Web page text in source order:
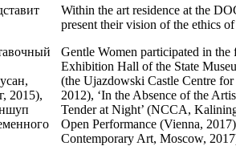
2015),
Within the art residence at the
present their vision of the ethics
Gentle Women participated in
Exhibition Hall of the State
(the Ujazdowski Castle Centre
2012), ‘In the Absence of the
Tender at Night’ (NCCA,
Open Performance (Vienna,
Contemporary Art, Moscow,